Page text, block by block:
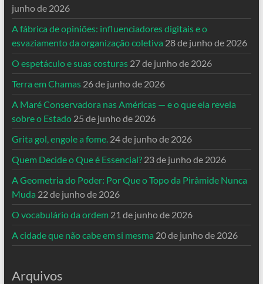
junho de 2026
A fábrica de opiniões: influenciadores digitais e o
esvaziamento da organização coletiva 28 de junho de 2026
O espetáculo e suas costuras 27 de junho de 2026
Terra em Chamas 26 de junho de 2026
A Maré Conservadora nas Américas — e o que ela revela
sobre o Estado 25 de junho de 2026
Grita gol, engole a fome. 24 de junho de 2026
Quem Decide o Que é Essencial? 23 de junho de 2026
A Geometria do Poder: Por Que o Topo da Pirâmide Nunca
Muda 22 de junho de 2026
O vocabulário da ordem 21 de junho de 2026
A cidade que não cabe em si mesma 20 de junho de 2026
Arquivos